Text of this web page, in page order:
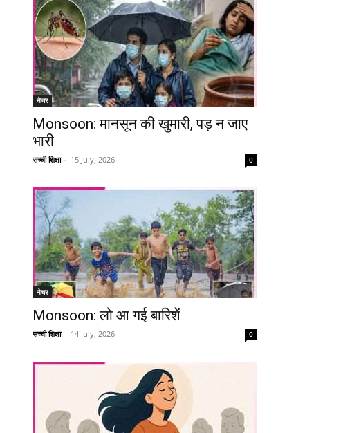
Copy URL
नेचर
Monsoon: मानसून की खुमारी, पड़ न जाए
भारी
सच्ची शिक्षा - 15 July, 2026 0
नेचर
Monsoon: लो आ गई बारिशें
सच्ची शिक्षा - 14 July, 2026 0